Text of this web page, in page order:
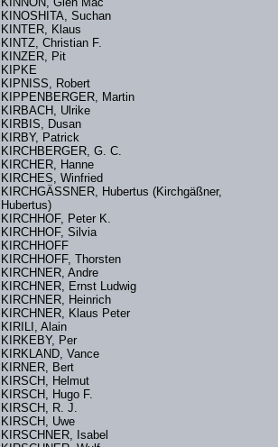
KINOSHITA, Suchan
KINTER, Klaus
KINTZ, Christian F.
KINZER, Pit
KIPKE
KIPNISS, Robert
KIPPENBERGER, Martin
KIRBACH, Ulrike
KIRBIS, Dusan
KIRBY, Patrick
KIRCHBERGER, G. C.
KIRCHER, Hanne
KIRCHES, Winfried
KIRCHGÄSSNER, Hubertus (Kirchgäßner,
Hubertus)
KIRCHHOF, Peter K.
KIRCHHOF, Silvia
KIRCHHOFF
KIRCHHOFF, Thorsten
KIRCHNER, Andre
KIRCHNER, Ernst Ludwig
KIRCHNER, Heinrich
KIRCHNER, Klaus Peter
KIRILI, Alain
KIRKEBY, Per
KIRKLAND, Vance
KIRNER, Bert
KIRSCH, Helmut
KIRSCH, Hugo F.
KIRSCH, R. J.
KIRSCH, Uwe
KIRSCHNER, Isabel